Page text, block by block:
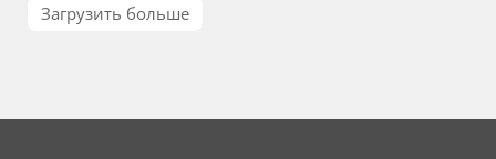
Загрузить больше